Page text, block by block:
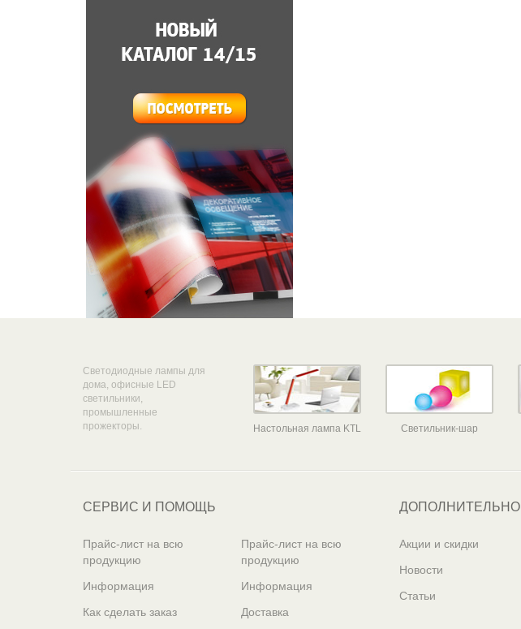
Светодиодные лампы для
дома, офисные LED
светильники,
промышленные
прожекторы.
Настольная лампа KTL Светильник-шар
СЕРВИС И ПОМОЩЬ
Прайс-лист на всю
продукцию
Информация
Как сделать заказ
Прайс-лист на всю
продукцию
Информация
Доставка
ДОПОЛНИТЕЛЬНО
Акции и скидки
Новости
Статьи